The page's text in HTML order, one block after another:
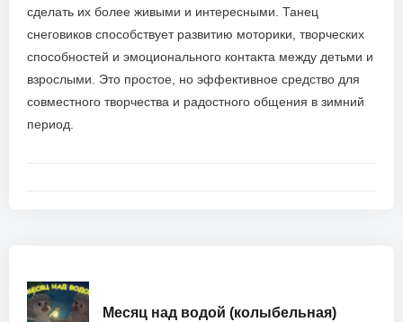
сделать их более живыми и интересными. Танец
снеговиков способствует развитию моторики, творческих
способностей и эмоционального контакта между детьми и
взрослыми. Это простое, но эффективное средство для
совместного творчества и радостного общения в зимний
период.
Месяц над водой (колыбельная)